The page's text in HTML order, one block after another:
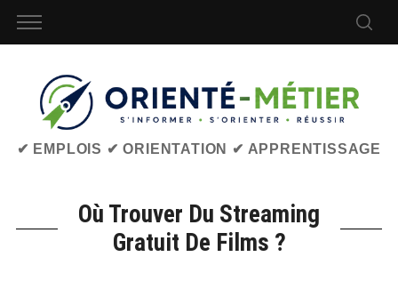
✔ EMPLOIS ✔ ORIENTATION ✔ APPRENTISSAGE
Où Trouver Du Streaming
Gratuit De Films ?